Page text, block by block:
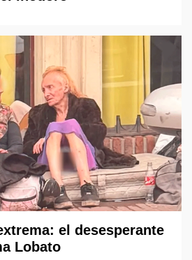
el desesperante
Lobato